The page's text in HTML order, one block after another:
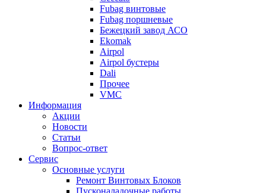
Fubag винтовые
Fubag поршневые
Бежецкий завод АСО
Ekomak
Airpol
Airpol бустеры
Dali
Прочее
VMC
Информация
Акции
Новости
Статьи
Вопрос-ответ
Сервис
Основные услуги
Ремонт Винтовых Блоков
Пусконаладочные работы